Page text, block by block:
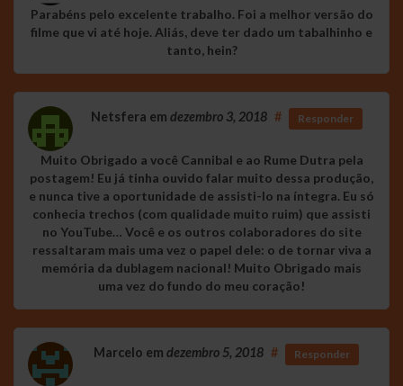
Parabéns pelo excelente trabalho. Foi a melhor versão do
filme que vi até hoje. Aliás, deve ter dado um tabalhinho e
tanto, hein?
Netsfera em dezembro 3, 2018 # Responder
Muito Obrigado a você Cannibal e ao Rume Dutra pela
postagem! Eu já tinha ouvido falar muito dessa produção,
e nunca tive a oportunidade de assisti-lo na íntegra. Eu só
conhecia trechos (com qualidade muito ruim) que assisti
no YouTube… Você e os outros colaboradores do site
ressaltaram mais uma vez o papel dele: o de tornar viva a
memória da dublagem nacional! Muito Obrigado mais
uma vez do fundo do meu coração!
Marcelo em dezembro 5, 2018 # Responder